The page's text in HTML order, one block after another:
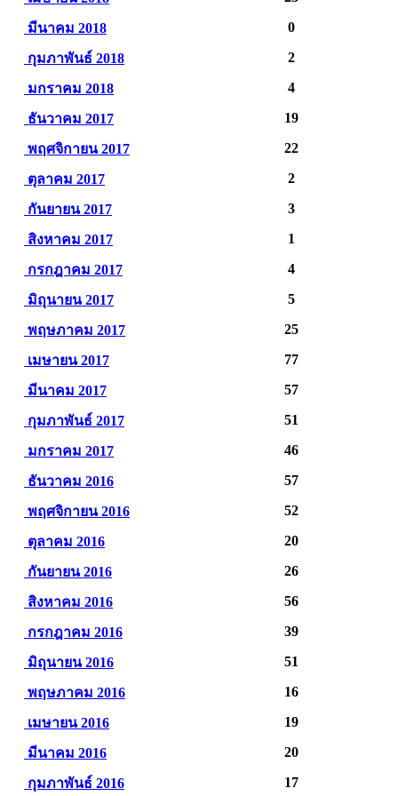
มีนาคม 2018 0
กุมภาพันธ์ 2018 2
มกราคม 2018 4
ธันวาคม 2017 19
พฤศจิกายน 2017 22
ตุลาคม 2017 2
กันยายน 2017 3
สิงหาคม 2017 1
กรกฎาคม 2017 4
มิถุนายน 2017 5
พฤษภาคม 2017 25
เมษายน 2017 77
มีนาคม 2017 57
กุมภาพันธ์ 2017 51
มกราคม 2017 46
ธันวาคม 2016 57
พฤศจิกายน 2016 52
ตุลาคม 2016 20
กันยายน 2016 26
สิงหาคม 2016 56
กรกฎาคม 2016 39
มิถุนายน 2016 51
พฤษภาคม 2016 16
เมษายน 2016 19
มีนาคม 2016 20
กุมภาพันธ์ 2016 17